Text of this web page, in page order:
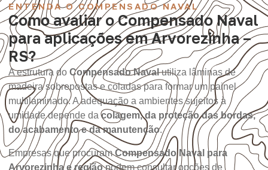
ENTENDA O COMPENSADO NAVAL
Como avaliar o Compensado Naval
para aplicações em Arvorezinha –
RS?
A estrutura do Compensado Navalutiliza lâminas de
madeira sobrepostas e coladas para formar um painel
multilaminado. A adequação a ambientes sujeitos à
umidade depende dacolagem, da proteção das bordas,
do acabamento e da manutenção.
Empresas que procuramCompensado Naval para
Arvorezinha e regiãopodem consultar opções de